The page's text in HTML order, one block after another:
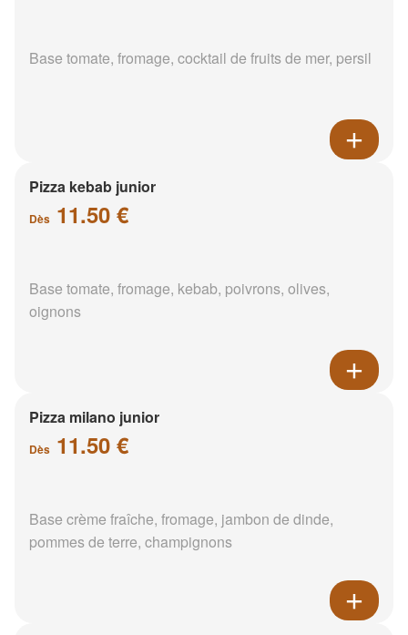
Base tomate, fromage, cocktail de fruits de mer, persil
Pizza kebab junior
Dès 11.50 €
Base tomate, fromage, kebab, poivrons, olives,
oignons
Pizza milano junior
Dès 11.50 €
Base crème fraîche, fromage, jambon de dinde,
pommes de terre, champignons